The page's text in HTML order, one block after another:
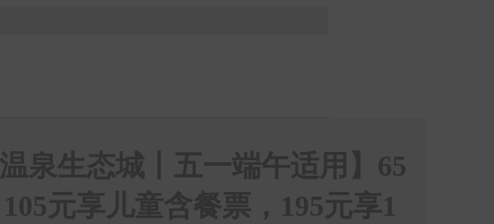
泉生态城丨五一端午适用】65
元享儿童含餐票，195元享1